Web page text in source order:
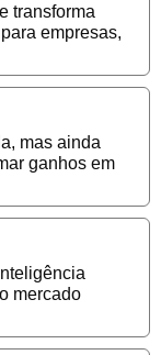
transforma
empresas,
mas ainda
ganhos em
mercado